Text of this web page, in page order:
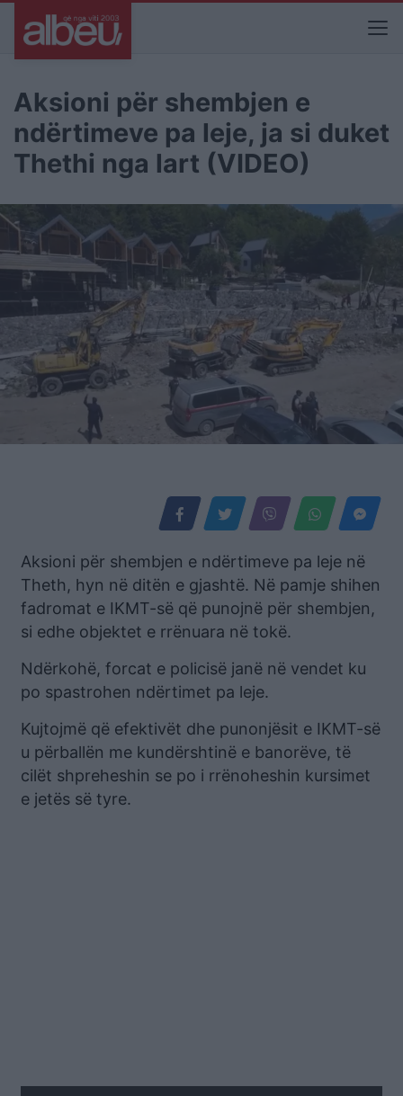
Aksioni për shembjen e
ndërtimeve pa leje, ja si duket
Thethi nga lart (VIDEO)
Aksioni për shembjen e ndërtimeve pa leje në
Theth, hyn në ditën e gjashtë. Në pamje shihen
fadromat e IKMT-së që punojnë për shembjen,
si edhe objektet e rrënuara në tokë.
Ndërkohë, forcat e policisë janë në vendet ku
po spastrohen ndërtimet pa leje.
Kujtojmë që efektivët dhe punonjësit e IKMT-së
u përballën me kundërshtinë e banorëve, të
cilët shpreheshin se po i rrënoheshin kursimet
e jetës së tyre.